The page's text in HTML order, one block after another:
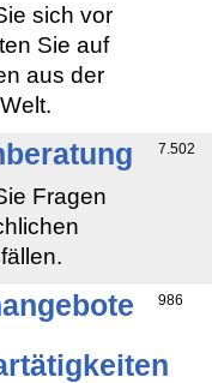
sich vor
Sie auf
aus der
7.502
Fragen
986